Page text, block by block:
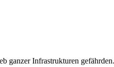
ganzer Infrastrukturen